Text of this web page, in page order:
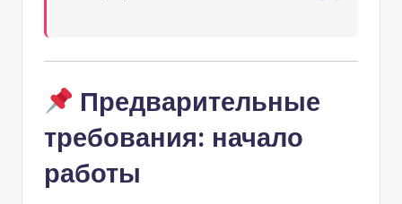
Предварительные
требования: начало
работы